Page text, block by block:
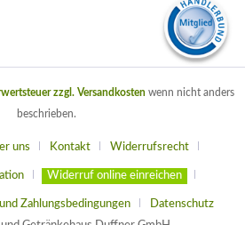
zzgl. Versandkostenwenn nicht anders
beschrieben.
uns Kontakt Widerrufsrecht
Widerruf online einreichen
Zahlungsbedingungen
Datenschutz